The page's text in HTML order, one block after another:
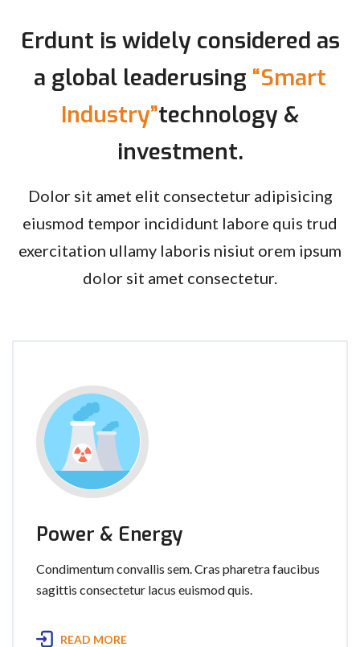
Erdunt is widely considered as
a global leaderusing “Smart
Industry”technology &
investment.
Dolor sit amet elit consectetur adipisicing
eiusmod tempor incididunt labore quis trud
exercitation ullamy laboris nisiut orem ipsum
dolor sit amet consectetur.
Power & Energy
Condimentum convallis sem. Cras pharetra faucibus
sagittis consectetur lacus euismod quis.
READ MORE